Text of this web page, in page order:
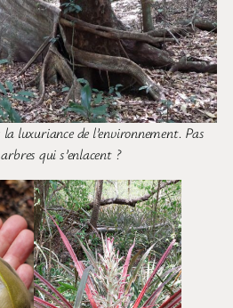
luxuriance de l’environnement. Pas
qui s’enlacent ?